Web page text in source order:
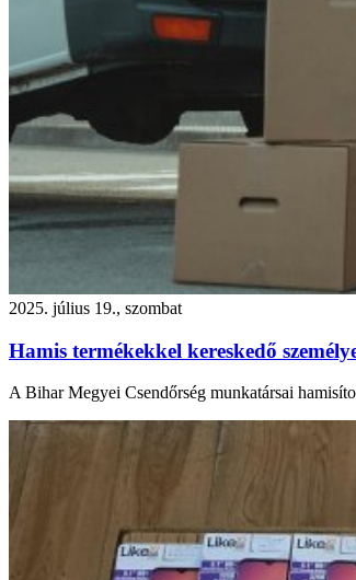
2025. július 19., szombat
Hamis termékekkel kereskedő
A Bihar Megyei Csendőrség munkatársai